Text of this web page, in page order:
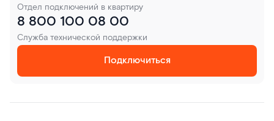
Отдел подключений в квартиру
8 800 100 08 00
Служба технической поддержки
Подключиться